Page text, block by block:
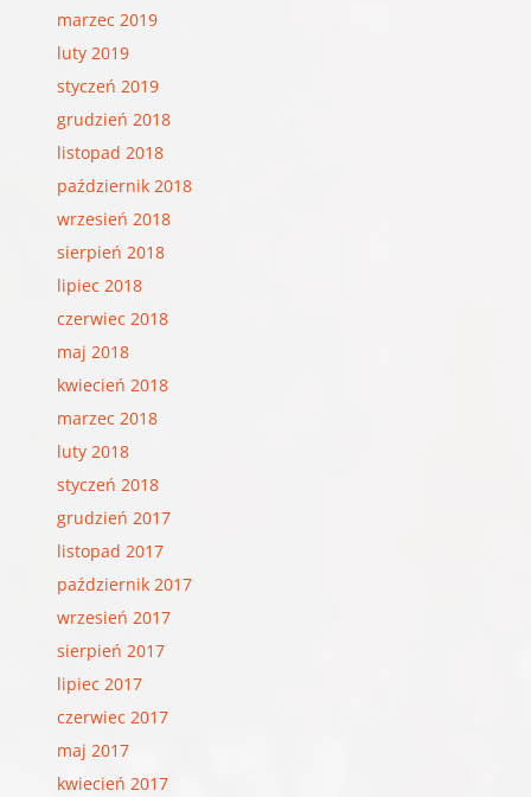
marzec 2019
luty 2019
styczeń 2019
grudzień 2018
listopad 2018
październik 2018
wrzesień 2018
sierpień 2018
lipiec 2018
czerwiec 2018
maj 2018
kwiecień 2018
marzec 2018
luty 2018
styczeń 2018
grudzień 2017
listopad 2017
październik 2017
wrzesień 2017
sierpień 2017
lipiec 2017
czerwiec 2017
maj 2017
kwiecień 2017